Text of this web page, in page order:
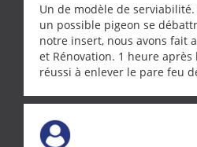
Un de modèle de
un possible pigeon se
notre insert, nous avons fait
et Rénovation. 1 heure après
réussi à enlever le pare feu
tourterelle et s’est ensuite
l’oiseau jusqu’à ce qu’il
puisse s’envoler. Après quoi il